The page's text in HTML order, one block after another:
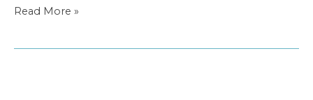
Roadshow
Read More »